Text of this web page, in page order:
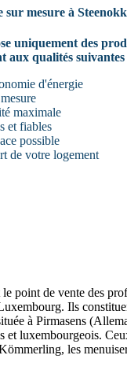
mesure à
uniquement des
aux qualités suivantes
d'énergie
maximale
et fiables
possible
de votre logement
point de vente des
Ils
à Pirmasens
et luxembourgeois.
les